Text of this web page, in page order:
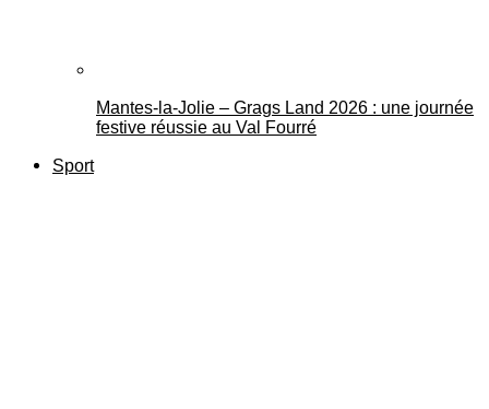
Mantes-la-Jolie – Grags Land 2026 : une journée
festive réussie au Val Fourré
Sport